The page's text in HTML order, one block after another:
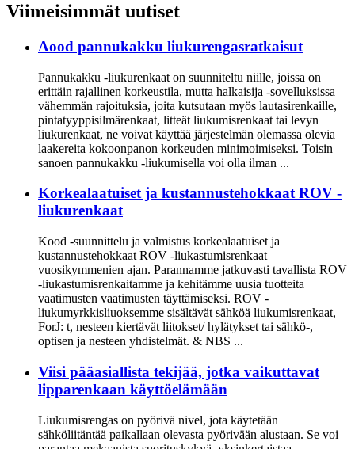
Viimeisimmät uutiset
Aood pannukakku liukurengasratkaisut
Pannukakku -liukurenkaat on suunniteltu niille, joissa on
erittäin rajallinen korkeustila, mutta halkaisija -sovelluksissa
vähemmän rajoituksia, joita kutsutaan myös lautasirenkaille,
pintatyyppisilmärenkaat, litteät liukumisrenkaat tai levyn
liukurenkaat, ne voivat käyttää järjestelmän olemassa olevia
laakereita kokoonpanon korkeuden minimoimiseksi. Toisin
sanoen pannukakku -liukumisella voi olla ilman ...
Korkealaatuiset ja kustannustehokkaat ROV -
liukurenkaat
Kood -suunnittelu ja valmistus korkealaatuiset ja
kustannustehokkaat ROV -liukastumisrenkaat
vuosikymmenien ajan. Parannamme jatkuvasti tavallista ROV
-liukastumisrenkaitamme ja kehitämme uusia tuotteita
vaatimusten vaatimusten täyttämiseksi. ROV -
liukumyrkkisliuoksemme sisältävät sähköä liukumisrenkaat,
ForJ: t, nesteen kiertävät liitokset/ hylätykset tai sähkö-,
optisen ja nesteen yhdistelmät. & NBS ...
Viisi pääasiallista tekijää, jotka vaikuttavat
lipparenkaan käyttöelämään
Liukumisrengas on pyörivä nivel, jota käytetään
sähköliitäntää paikallaan olevasta pyörivään alustaan. Se voi